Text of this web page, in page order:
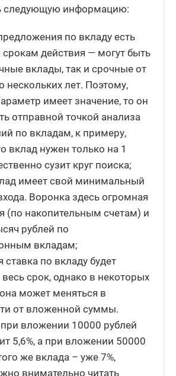
следующую информацию:
по вкладу есть
срокам действия — могут быть
вклады, так и срочные от
нескольких лет. Поэтому,
имеет значение, то он
отправной точкой анализа
по вкладам, к примеру,
вклад нужен только на 1
сузит круг поиска;
имеет свой минимальный
Воронка здесь огромная
(по накопительным счетам) и
рублей по
вкладам;
ставка по вкладу будет
срок, однако в некоторых
может меняться в
от вложенной суммы.
вложении 10000 рублей
5,6%, а при вложении 50000
же вклада – уже 7%,
внимательно читать